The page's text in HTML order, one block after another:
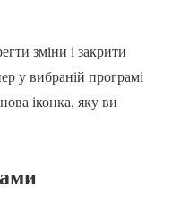
зміни і закрити
у вибраній програмі
іконка, яку ви